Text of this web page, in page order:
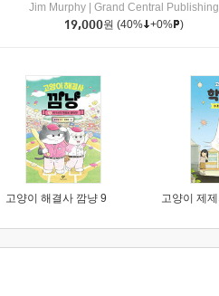
Jim Murphy
Grand Central Publishing
19,000원 (40% +0% )
고양이 해결사 깜냥 9